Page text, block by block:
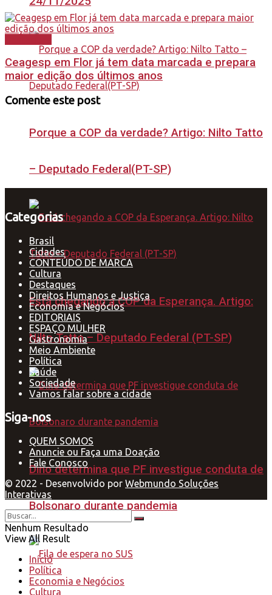
Porque a COP da verdade? Artigo: Nilto Tatto
– Deputado Federal(PT-SP)
Está chegando a COP da Esperança. Artigo:
Nilto Tatto – Deputado Federal (PT-SP)
Dino determina que PF investigue conduta de
Bolsonaro durante pandemia
Ceagesp em Flor já tem data marcada e prepara
maior edição dos últimos anos
Comente este post
Categorias
Brasil
Cidades
CONTEÚDO DE MARCA
Cultura
Destaques
Direitos Humanos e Justiça
Economia e Negócios
EDITORIAIS
ESPAÇO MULHER
Gastronomia
Meio Ambiente
Política
Saúde
Sociedade
Vamos falar sobre a cidade
Siga-nos
QUEM SOMOS
Anuncie ou Faça uma Doação
Fale Conosco
© 2022 - Desenvolvido por Webmundo Soluções
Interativas
Nenhum Resultado
View All Result
Início
Política
Economia e Negócios
Cultura